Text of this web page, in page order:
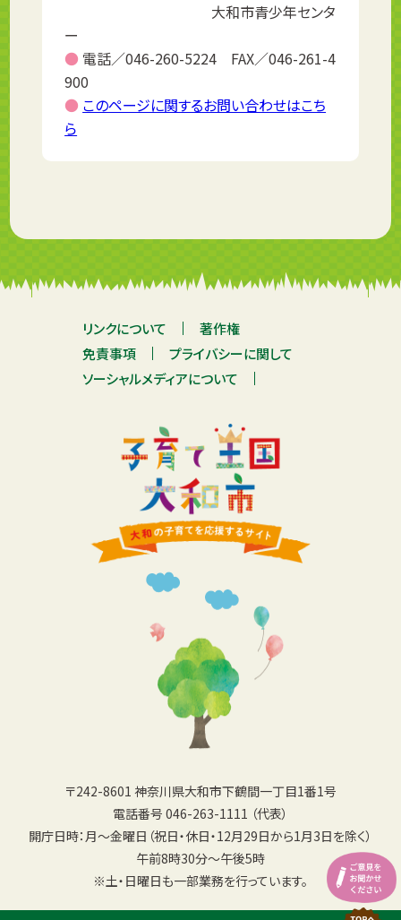
大和市青少年センタ
ー
● 電話／046-260-5224 FAX／046-261-4
900
● このページに関するお問い合わせはこち
ら
リンクについて
著作権
免責事項
プライバシーに関して
ソーシャルメディアについて
〒242-8601 神奈川県大和市下鶴間一丁目1番1号
電話番号 046-263-1111 （代表）
開庁日時：月〜金曜日（祝日・休日・12月29日から1月3日を除く）
午前8時30分〜午後5時
※土・日曜日も一部業務を行っています。